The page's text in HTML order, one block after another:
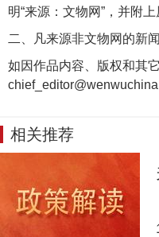
明“来源：文物网”，并附上
二、凡来源非文物网的新
如因作品内容、版权和其
相关推荐